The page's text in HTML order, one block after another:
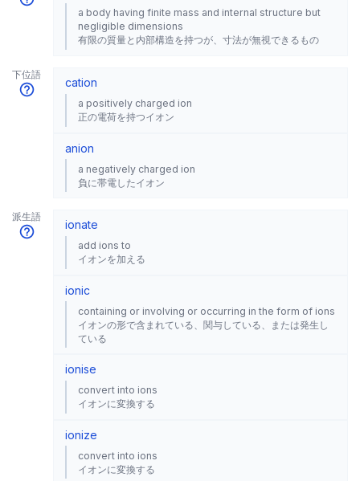
a body having finite mass and internal structure but
negligible dimensions
有限の質量と内部構造を持つが、寸法が無視できるもの
下位語
cation
a positively charged ion
正の電荷を持つイオン
anion
a negatively charged ion
負に帯電したイオン
派生語
ionate
add ions to
イオンを加える
ionic
containing or involving or occurring in the form of ions
イオンの形で含まれている、関与している、または発生し
ている
ionise
convert into ions
イオンに変換する
ionize
convert into ions
イオンに変換する